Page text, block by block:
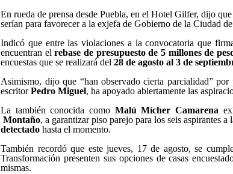
En rueda de prensa desde Puebla, en el Hotel Gilfer, dijo
serían para favorecer a la exjefa de Gobierno de la Ciudad
Indicó que entre las violaciones a la convocatoria que
encuentran elrebase de presupuesto de 5 millones de
encuestas que se realizará del28 de agosto al 3 de
Asimismo, dijo que “han observado cierta parcialidad”
escritorPedro Miguel, ha apoyado abiertamente las
La también conocida como Malú Mícher Camarena
Montaño, a garantizar piso parejo para los seis aspirantes
detectado hasta el momento.
También recordó que este jueves, 17 de agosto, se
Transformación presenten sus opciones de casas
mismas.